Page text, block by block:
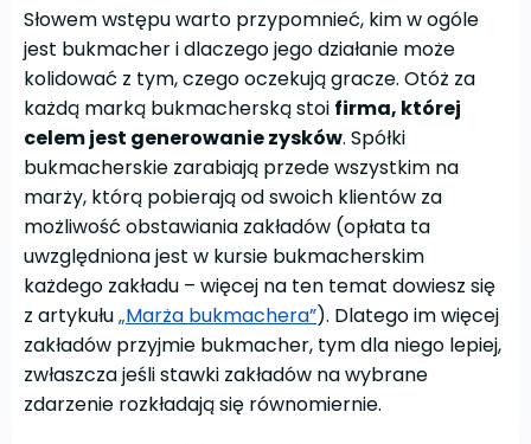
Słowem wstępu warto przypomnieć, kim w ogóle
jest bukmacher i dlaczego jego działanie może
kolidować z tym, czego oczekują gracze. Otóż za
każdą marką bukmacherską stoi firma, której
celem jest generowanie zysków. Spółki
bukmacherskie zarabiają przede wszystkim na
marży, którą pobierają od swoich klientów za
możliwość obstawiania zakładów (opłata ta
uwzględniona jest w kursie bukmacherskim
każdego zakładu – więcej na ten temat dowiesz się
z artykułu„Marża bukmachera”). Dlatego im więcej
zakładów przyjmie bukmacher, tym dla niego lepiej,
zwłaszcza jeśli stawki zakładów na wybrane
zdarzenie rozkładają się równomiernie.